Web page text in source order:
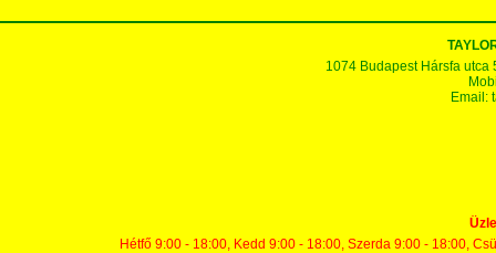
1074 Budapest Hársfa utca
Email:
Hétfő 9:00 - 18:00, Kedd 9:00 - 18:00, Szerda 9:00 - 18:00,